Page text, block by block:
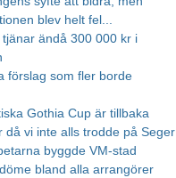
blev helt fel...
tjänar ändå 300 000 kr i
förslag som fler borde
Gothia Cup är tillbaka
då vi inte alls trodde på Seger
byggde VM-stad
bland alla arrangörer